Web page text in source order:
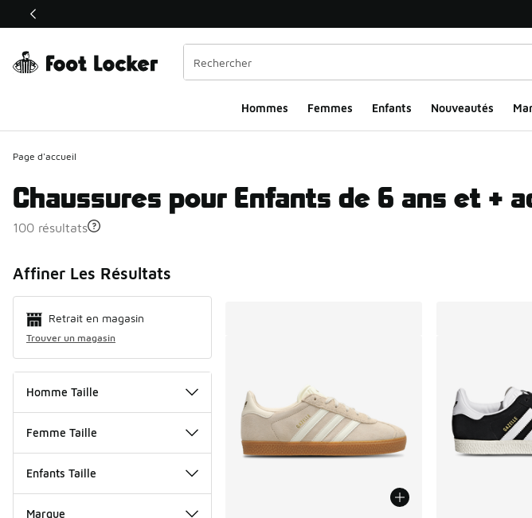
Ce lien ouvrira une nouvelle fenêtre
Hommes​ Femmes Enfants Nouveautés
Page d'accueil
Chaussures pour Enfants de 6 ans et +
100 résultats
Affiner Les Résultats
Retrait en magasin
Trouver un magasin
Homme Taille
Femme Taille
Enfants Taille
Marque